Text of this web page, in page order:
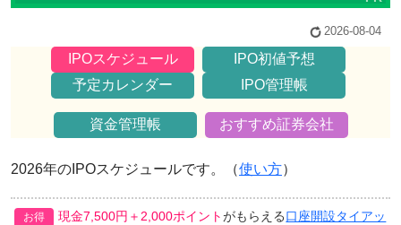
2026-08-04
IPOスケジュール
IPO初値予想
予定カレンダー
IPO管理帳
資金管理帳 おすすめ証券会社
2026年のIPOスケジュールです。（使い方）
現金7,500円＋2,000ポイントがもらえる口座開設タイアッ